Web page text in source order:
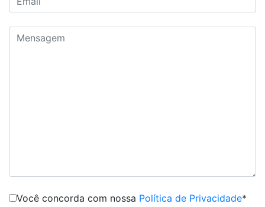
Você concorda com nossa Política de Privacidade*